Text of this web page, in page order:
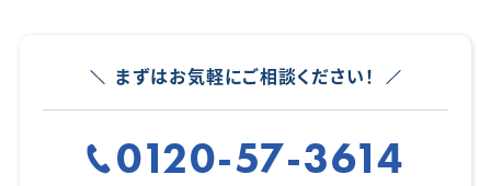
まずはお気軽にご相談ください！
0120-57-3614